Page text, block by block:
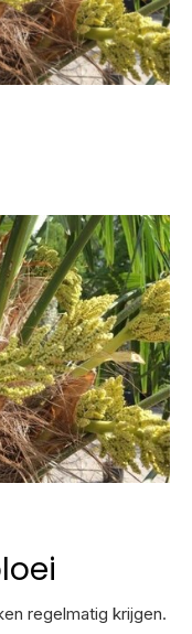
regelmatig krijgen.